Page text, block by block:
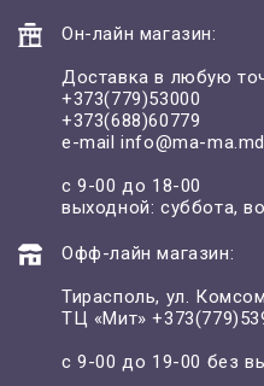
Он-лайн магазин:
Доставка в любую
+373(779)53000
+373(688)60779
e-mailinfo@ma-ma.md
с 9-00 до 18-00
выходной: суббота,
Офф-лайн магазин:
Тирасполь, ул.
ТЦ «Мит»
с 9-00 до 19-00 без